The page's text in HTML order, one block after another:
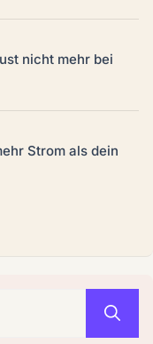
nicht mehr bei
Strom als dein